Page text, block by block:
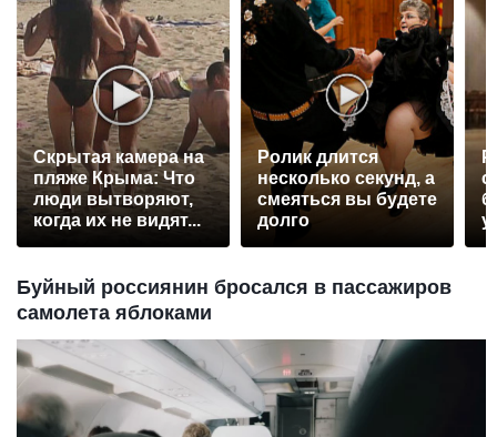
Скрытая камера на
пляже Крыма: Что
люди вытворяют,
когда их не видят...
Ролик длится
несколько секунд, а
смеяться вы будете
долго
Буйный россиянин бросался в пассажиров
самолета яблоками